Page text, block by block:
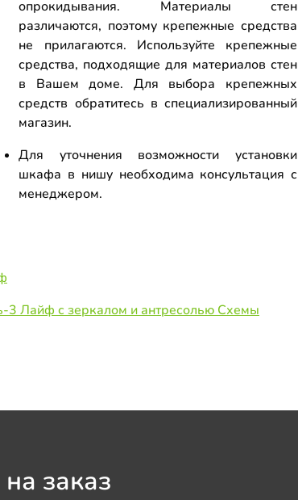
опрокидывания. Материалы стен
различаются, поэтому крепежные средства
не прилагаются. Используйте крепежные
средства, подходящие для материалов стен
в Вашем доме. Для выбора крепежных
средств обратитесь в специализированный
магазин.
Для уточнения возможности установки
шкафа в нишу необходима консультация с
менеджером.
Лайф с зеркалом и антресолью Схемы
заказ